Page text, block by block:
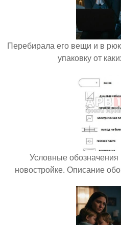
Перебирала его вещи и в
упаковку от
Условные
новостройке. Описание